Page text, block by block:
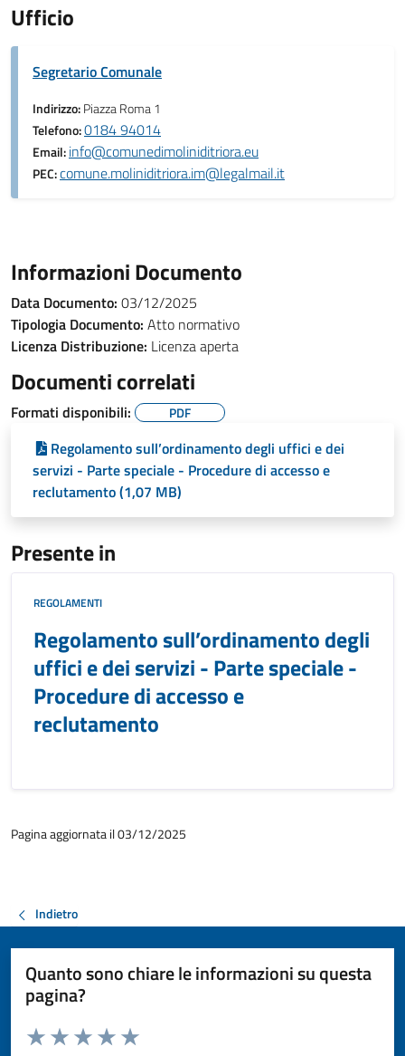
Ufficio
Segretario Comunale
Indirizzo:Piazza Roma 1
Telefono:0184 94014
Email:info@comunedimoliniditriora.eu
PEC:comune.moliniditriora.im@legalmail.it
Informazioni Documento
Data Documento: 03/12/2025
Tipologia Documento: Atto normativo
Licenza Distribuzione: Licenza aperta
Documenti correlati
Formati disponibili: PDF
Regolamento sull’ordinamento degli uffici e dei
servizi - Parte speciale - Procedure di accesso e
reclutamento (1,07 MB)
Presente in
REGOLAMENTI
Regolamento sull’ordinamento degli
uffici e dei servizi - Parte speciale -
Procedure di accesso e
reclutamento
Pagina aggiornata il 03/12/2025
Indietro
Quanto sono chiare le informazioni su questa
pagina?
Valuta da 1 a 5 stelle la pagina